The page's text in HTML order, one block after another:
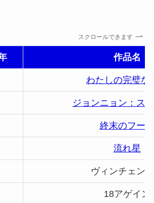
スクロールできます
作品名
わたしの完璧な
ジョンニョン：ス
終末のフール
流れ星
ヴィンチェン
18アゲイン